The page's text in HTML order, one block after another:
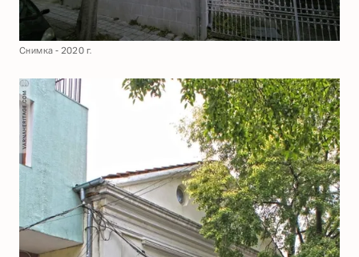
Снимка - 2020 г.